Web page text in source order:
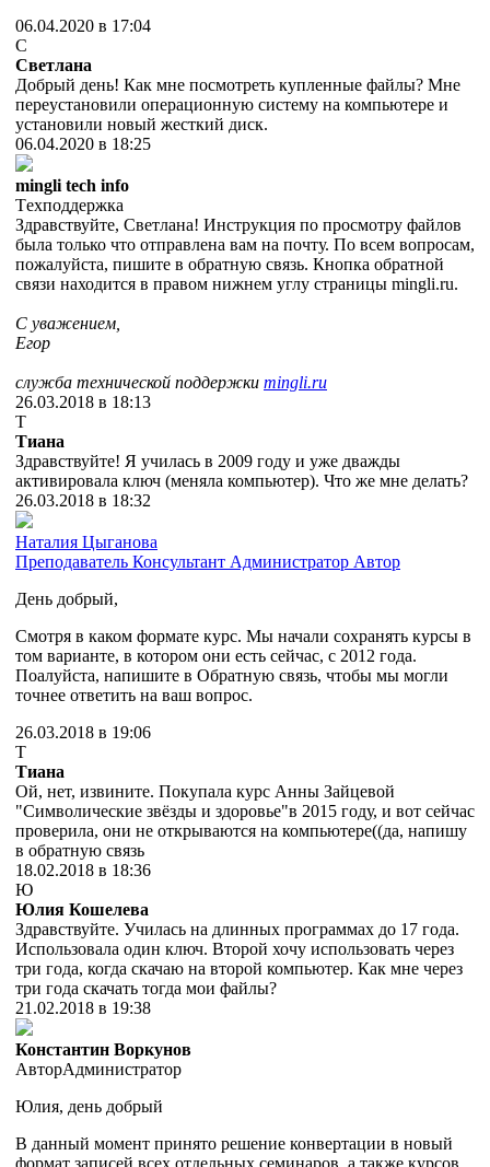
06.04.2020 в 17:04
С
Светлана
Добрый день! Как мне посмотреть купленные файлы? Мне
переустановили операционную систему на компьютере и
установили новый жесткий диск.
06.04.2020 в 18:25
mingli tech info
Tехподдержка
Здравствуйте, Светлана! Инструкция по просмотру файлов
была только что отправлена вам на почту. По всем вопросам,
пожалуйста, пишите в обратную связь. Кнопка обратной
связи находится в правом нижнем углу страницы mingli.ru.
С уважением,
Егор
служба технической поддержки mingli.ru
26.03.2018 в 18:13
Т
Тиана
Здравствуйте! Я училась в 2009 году и уже дважды
активировала ключ (меняла компьютер). Что же мне делать?
26.03.2018 в 18:32
Наталия Цыганова
Преподаватель Консультант Администратор Автор
День добрый,
Смотря в каком формате курс. Мы начали сохранять курсы в
том варианте, в котором они есть сейчас, с 2012 года.
Поалуйста, напишите в Обратную связь, чтобы мы могли
точнее ответить на ваш вопрос.
26.03.2018 в 19:06
Т
Тиана
Ой, нет, извините. Покупала курс Анны Зайцевой
"Символические звёзды и здоровье"в 2015 году, и вот сейчас
проверила, они не открываются на компьютере((да, напишу
в обратную связь
18.02.2018 в 18:36
Ю
Юлия Кошелева
Здравствуйте. Училась на длинных программах до 17 года.
Использовала один ключ. Второй хочу использовать через
три года, когда скачаю на второй компьютер. Как мне через
три года скачать тогда мои файлы?
21.02.2018 в 19:38
Константин Воркунов
АвторАдминистратор
Юлия, день добрый
В данный момент принято решение конвертации в новый